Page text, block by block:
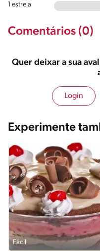
1 estrela
Comentários (0)
Quer deixar a sua
Login
Experimente
Fácil